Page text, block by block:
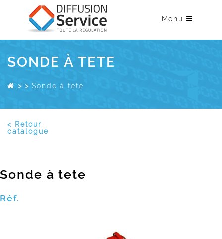
Menu
SONDE À TETE
> > Sonde à tete
< Retour
catalogue
Sonde à tete
Réf.